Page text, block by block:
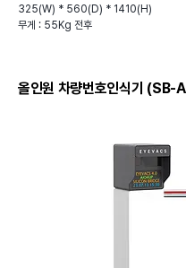
325(W) * 560(D) * 1410(H)
무게 : 55Kg 전후
올인원 차량번호인식기 (SB-